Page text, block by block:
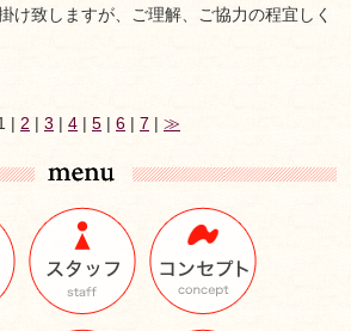
け致しますが、ご理解、ご協力の程宜しく
| 2 | 3 | 4 | 5 | 6 | 7 | ≫